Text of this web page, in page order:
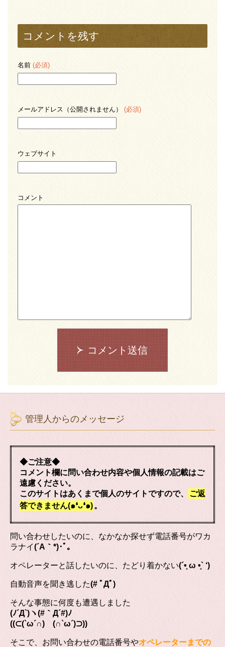
コメントを残す
名前 (必須)
メールアドレス（公開されません） (必須)
ウェブサイト
コメント
コメント送信
管理人からのメッセージ
◆ご注意◆
コメント欄に問い合わせ内容や個人情報の記載はご
遠慮ください。
このサイトはあくまで個人のサイトですので、
ご返
答できません(๑❛ᴗ❛๑)。
問い合わせしたいのに、なかなか探せず電話番号がワカ
ラナイ(´A｀*)･ﾟ｡
オペレーターと話したいのに、たどり着かない(´•̥ ω •̥` ‘)
自動音声を聞き逃した(# ﾟДﾟ)
そんな事態に何度も遭遇しました
(ﾉ´Д`)ヽ(#｀Д´#)ﾉ
((⊂(`ω´∩) (∩`ω´)⊃))
そこで、お問い合わせの電話番号やオペレーターまでの